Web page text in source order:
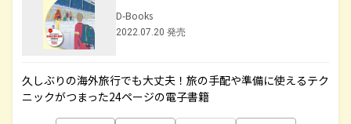
D-Books
2022.07.20 発売
久しぶりの海外旅行でも大丈夫！旅の手配や準備に使えるテク
ニックがつまった24ページの電子書籍